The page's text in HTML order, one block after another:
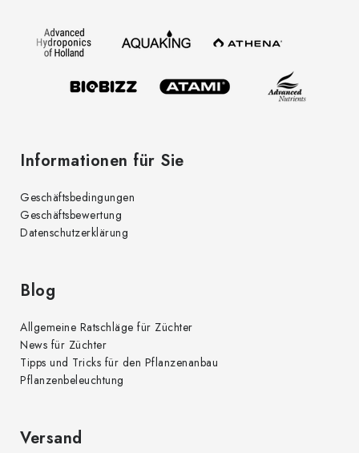
Informationen für Sie
Geschäftsbedingungen
Geschäftsbewertung
Datenschutzerklärung
Blog
Allgemeine Ratschläge für Züchter
News für Züchter
Tipps und Tricks für den Pflanzenanbau
Pflanzenbeleuchtung
Versand